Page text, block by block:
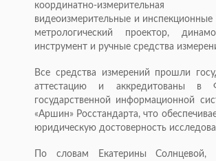
координатно-
видеоизмерительные и
метрологический проектор,
инструмент и ручные средства
Все средства измерений прошли
аттестацию и аккредитованы в
государственной информационной
«Аршин» Росстандарта, что
юридическую достоверность
По словам Екатерины Солнцевой,